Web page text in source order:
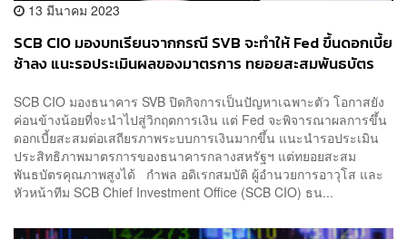
13 มีนาคม 2023
SCB CIO มองบทเรียนจากกรณี SVB จะทำให้ Fed ขึ้นดอกเบี้ย
ช้าลง แนะรอประเมินผลของมาตรการ ทยอยสะสมพันธบัตร
SCB CIO มองธนาคาร SVB ปิดกิจการเป็นปัญหาเฉพาะตัว โอกาสยัง
ค่อนข้างน้อยที่จะนำไปสู่วิกฤตการเงิน แต่ Fed จะพิจารณาผลการขึ้น
ดอกเบี้ยสะสมต่อเสถียรภาพระบบการเงินมากขึ้น แนะนำรอประเมิน
ประสิทธิภาพมาตรการของธนาคารกลางสหรัฐฯ แต่ทยอยสะสม
พันธบัตรคุณภาพสูงได้ กำพล อดิเรกสมบัติ ผู้อำนวยการอาวุโส และ
หัวหน้าทีม SCB Chief Investment Office (SCB CIO) ธน...